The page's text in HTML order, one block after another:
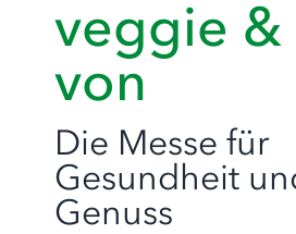
veggie &
von
Die Messe für
Gesundheit
Genuss